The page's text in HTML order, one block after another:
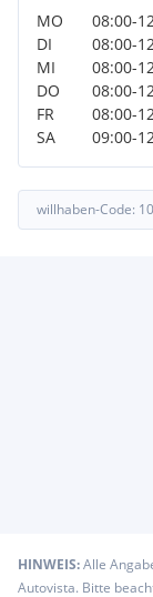
Aktiver
Regensensor
Adaptive
Spurhalte-
Klimaautomatik
Alarmanlage
LED-
Kopfairbags
MO
08:00-
DI
08:00-
MI
08:00-
DO
08:00-
FR
08:00-
SA
09:00-
willhaben-Code:
HINWEIS:Alle
Autovista. Bitte